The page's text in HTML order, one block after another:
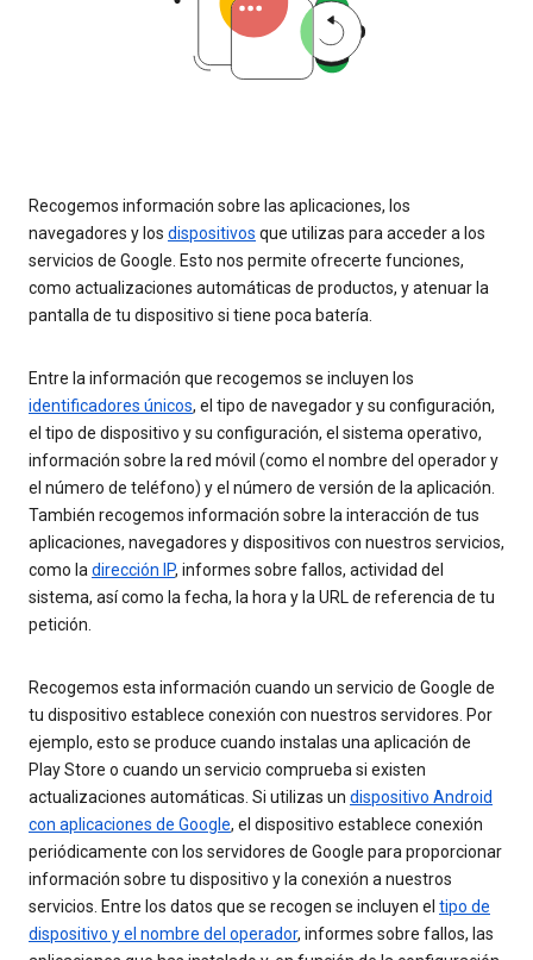
Recogemos información sobre las aplicaciones, los
navegadores y los dispositivos que utilizas para acceder a los
servicios de Google. Esto nos permite ofrecerte funciones,
como actualizaciones automáticas de productos, y atenuar la
pantalla de tu dispositivo si tiene poca batería.
Entre la información que recogemos se incluyen los
identificadores únicos, el tipo de navegador y su configuración,
el tipo de dispositivo y su configuración, el sistema operativo,
información sobre la red móvil (como el nombre del operador y
el número de teléfono) y el número de versión de la aplicación.
También recogemos información sobre la interacción de tus
aplicaciones, navegadores y dispositivos con nuestros servicios,
como ladirección IP, informes sobre fallos, actividad del
sistema, así como la fecha, la hora y la URL de referencia de tu
petición.
Recogemos esta información cuando un servicio de Google de
tu dispositivo establece conexión con nuestros servidores. Por
ejemplo, esto se produce cuando instalas una aplicación de
Play Store o cuando un servicio comprueba si existen
actualizaciones automáticas. Si utilizas un dispositivo Android
con aplicaciones de Google, el dispositivo establece conexión
periódicamente con los servidores de Google para proporcionar
información sobre tu dispositivo y la conexión a nuestros
servicios. Entre los datos que se recogen se incluyen el tipo de
dispositivo y el nombre del operador, informes sobre fallos, las